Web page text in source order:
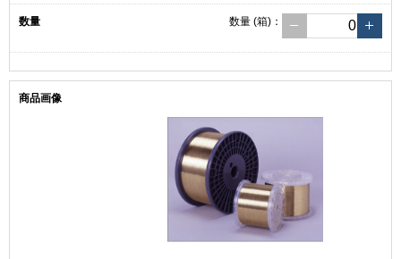
数量 (箱) ：